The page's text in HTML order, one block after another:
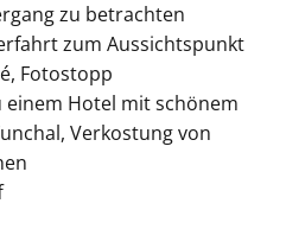
zu betrachten
zum Aussichtspunkt
Fotostopp
Hotel mit schönem
Verkostung von